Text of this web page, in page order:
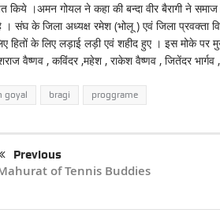
किये ।अमन गोयल ने कहा की बन्दा वीर बैरागी ने
। संघ के जिला अध्यक्ष रमेश (भोलू ) एवं जिला प्रवक्ता
हितों के लिए लड़ाई लड़ी एवं शहीद हुए । इस मोके
वैष्णव , कविंदर ,महेश , राकेश वैष्णव , जितेंदर भार्गव
goyal bragi proggrame
Previous
of Tennis Buddies